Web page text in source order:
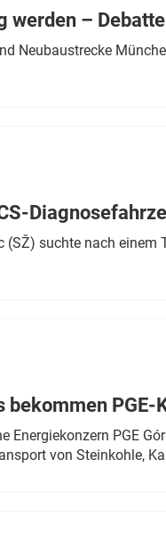
–
Neubaustrecke
suchte nach
bekommen
PGE
von Steinkohle,